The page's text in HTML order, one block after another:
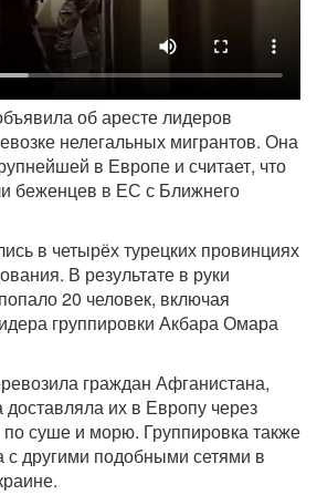
об аресте лидеров
нелегальных мигрантов. Она
в Европе и считает, что
беженцев в ЕС с Ближнего
в четырёх турецких провинциях
В результате в руки
20 человек, включая
группировки Акбара Омара
граждан Афганистана,
их в Европу через
суше и морю. Группировка также
с другими подобными сетями в